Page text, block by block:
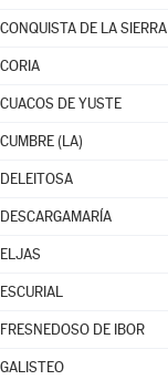
CONQUISTA DE LA SIERRA
CORIA
CUACOS DE YUSTE
CUMBRE (LA)
DELEITOSA
DESCARGAMARÍA
ELJAS
ESCURIAL
FRESNEDOSO DE IBOR
GALISTEO